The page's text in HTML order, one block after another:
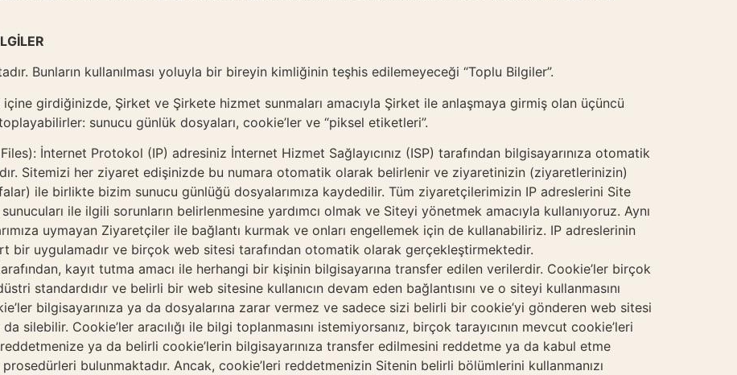
Bunların kullanılması yoluyla bir bireyin kimliğinin teşhis edilemeyeceği “Toplu Bilgiler”.
girdiğinizde, Şirket ve Şirkete hizmet sunmaları amacıyla Şirket ile anlaşmaya girmiş olan üçüncü
sunucu günlük dosyaları, cookie’ler ve “piksel etiketleri”.
İnternet Protokol (IP) adresiniz İnternet Hizmet Sağlayıcınız (ISP) tarafından bilgisayarınıza otomatik
Sitemizi her ziyaret edişinizde bu numara otomatik olarak belirlenir ve ziyaretinizin (ziyaretlerinizin)
ile birlikte bizim sunucu günlüğü dosyalarımıza kaydedilir. Tüm ziyaretçilerimizin IP adreslerini Site
ile ilgili sorunların belirlenmesine yardımcı olmak ve Siteyi yönetmek amacıyla kullanıyoruz. Aynı
uymayan Ziyaretçiler ile bağlantı kurmak ve onları engellemek için de kullanabiliriz. IP adreslerinin
bir uygulamadır ve birçok web sitesi tarafından otomatik olarak gerçekleştirmektedir.
kayıt tutma amacı ile herhangi bir kişinin bilgisayarına transfer edilen verilerdir. Cookie’ler birçok
standardıdır ve belirli bir web sitesine kullanıcın devam eden bağlantısını ve o siteyi kullanmasını
bilgisayarınıza ya da dosyalarına zarar vermez ve sadece sizi belirli bir cookie’yi gönderen web sitesi
silebilir. Cookie’ler aracılığı ile bilgi toplanmasını istemiyorsanız, birçok tarayıcının mevcut cookie’leri
ya da belirli cookie’lerin bilgisayarınıza transfer edilmesini reddetme ya da kabul etme
bulunmaktadır. Ancak, cookie’leri reddetmenizin Sitenin belirli bölümlerini kullanmanızı